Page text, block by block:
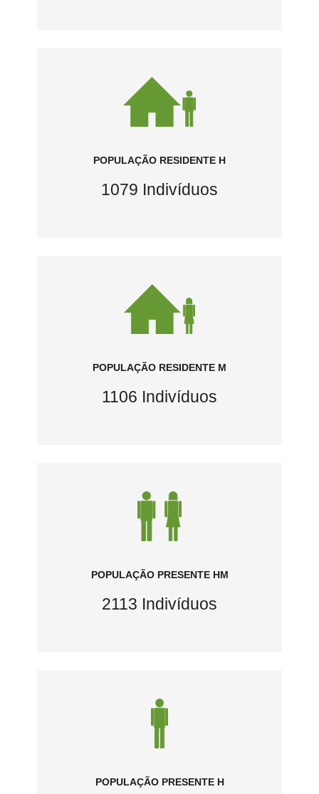
POPULAÇÃO RESIDENTE H
1079 Indivíduos
POPULAÇÃO RESIDENTE M
1106 Indivíduos
POPULAÇÃO PRESENTE HM
2113 Indivíduos
POPULAÇÃO PRESENTE H